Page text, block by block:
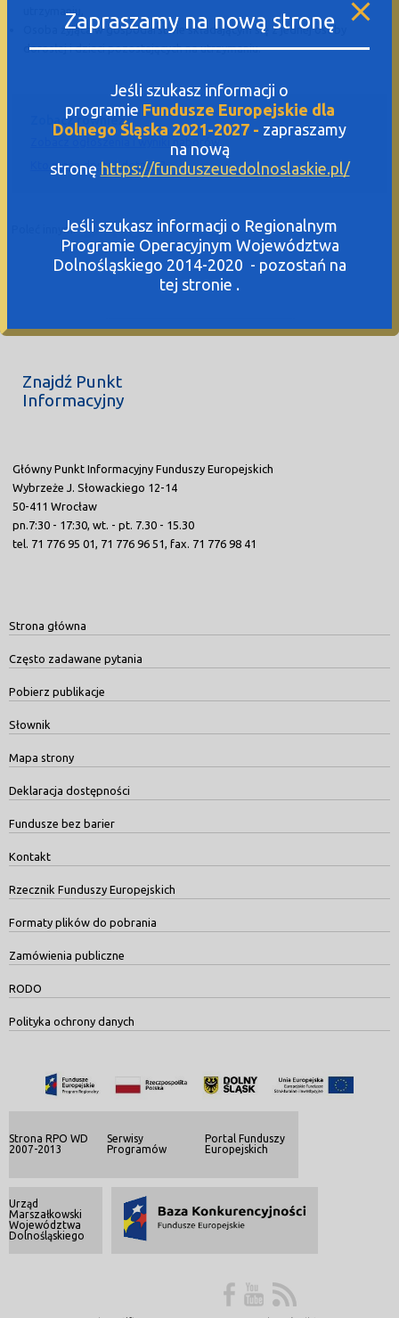
Osoba żyjąca w gospodarstwie składającym się z jednej osoby
dorosłej i dzieci pozostających na utrzymaniu.
Zobacz również
Zobacz ogłoszenia i wyniki naborów
Kto może dostać dotację?
Poleć innym:
Znajdź Punkt
Informacyjny
Główny Punkt Informacyjny Funduszy Europejskich
Wybrzeże J. Słowackiego 12-14
50-411 Wrocław
pn.7:30 - 17:30, wt. - pt. 7.30 - 15.30
tel. 71 776 95 01, 71 776 96 51, fax. 71 776 98 41
Strona główna
Często zadawane pytania
Pobierz publikacje
Słownik
Mapa strony
Deklaracja dostępności
Fundusze bez barier
Kontakt
Rzecznik Funduszy Europejskich
Formaty plików do pobrania
Zamówienia publiczne
RODO
Polityka ochrony danych
Strona RPO WD
2007-2013
Serwisy
Programów
Portal Funduszy
Europejskich
Urząd
Marszałkowski
Województwa
Dolnośląskiego
Zapraszamy na nową stronę
Jeśli szukasz informacji o
programie Fundusze Europejskie dla
Dolnego Śląska 2021-2027 - zapraszamy
na nową
stronę https://funduszeuedolnoslaskie.pl/
Jeśli szukasz informacji o Regionalnym
Programie Operacyjnym Województwa
Dolnośląskiego 2014-2020 - pozostań na
tej stronie .